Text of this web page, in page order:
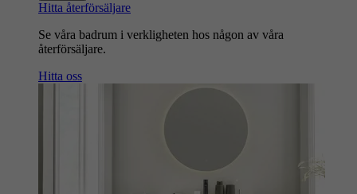
Hitta återförsäljare
Se våra badrum i verkligheten hos någon av våra
återförsäljare.
Hitta oss